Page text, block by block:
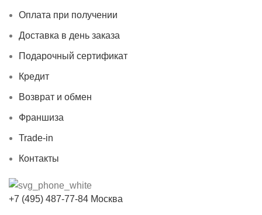
Оплата при получении
Доставка в день заказа
Подарочный сертификат
Кредит
Возврат и обмен
Франшиза
Trade-in
Контакты
+7 (495) 487-77-84 Москва